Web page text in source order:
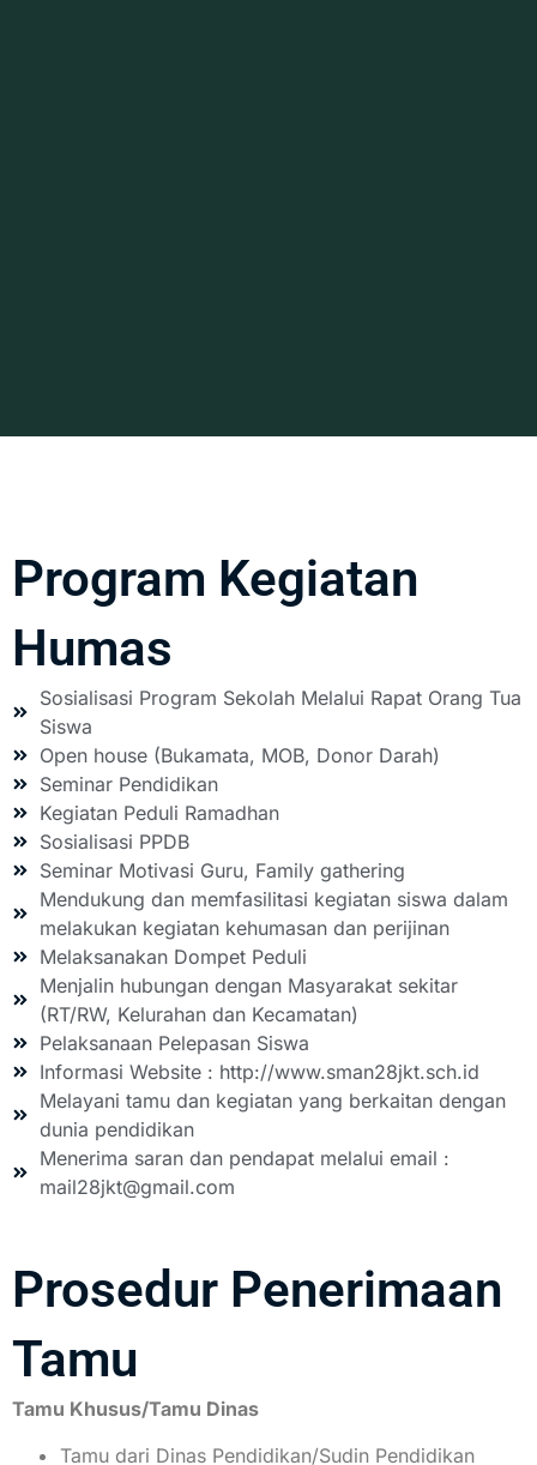
Program Kegiatan
Humas
Sosialisasi Program Sekolah Melalui Rapat Orang Tua
Siswa
Open house (Bukamata, MOB, Donor Darah)
Seminar Pendidikan
Kegiatan Peduli Ramadhan
Sosialisasi PPDB
Seminar Motivasi Guru, Family gathering
Mendukung dan memfasilitasi kegiatan siswa dalam
melakukan kegiatan kehumasan dan perijinan
Melaksanakan Dompet Peduli
Menjalin hubungan dengan Masyarakat sekitar
(RT/RW, Kelurahan dan Kecamatan)
Pelaksanaan Pelepasan Siswa
Informasi Website : http://www.sman28jkt.sch.id
Melayani tamu dan kegiatan yang berkaitan dengan
dunia pendidikan
Menerima saran dan pendapat melalui email :
mail28jkt@gmail.com
Prosedur Penerimaan
Tamu
Tamu Khusus/Tamu Dinas
Tamu dari Dinas Pendidikan/Sudin Pendidikan